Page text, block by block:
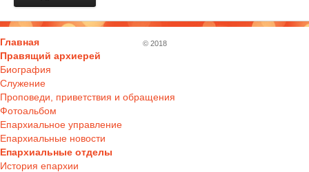
Главная
Правящий архиерей
Биография
Служение
Проповеди, приветствия и обращения
Фотоальбом
Епархиальное управление
Епархиальные новости
Епархиальные отделы
История епархии
© 2018